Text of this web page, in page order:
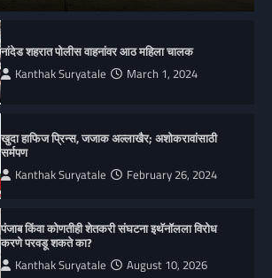
नांदेड शहरात पोलीस वाहनांवर आठ महिला चालक
Kanthak Suryatale March 1, 2024
खुदा हाफिज प्रिन्स, जजाक अल्लाखैर; अशोकरावांसाठी
सर्मपण
Kanthak Suryatale February 26, 2024
पंजाब किंवा कोणतीही शेतकरी संघटना इथॅनॉलला विरोध
करणे परवडू शकते का?
Kanthak Suryatale August 10, 2026